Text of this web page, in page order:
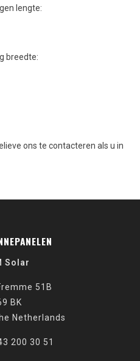
lengte:
breedte:
ons te contacteren als u in
Solar
51B
BK
Netherlands
200 30 51